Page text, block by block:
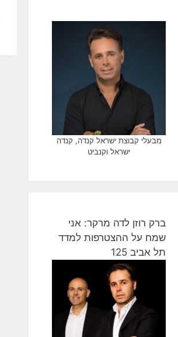
מבעלי קבוצת ישראל קנדה, קנדה
ישראל וקנביט
ברק רוזן לדה מרקר: אני
שמח על ההצטרפות למדד
תל אביב 125